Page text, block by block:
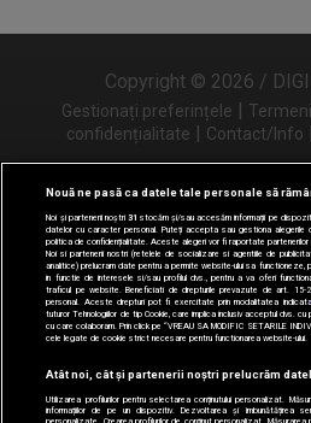
Copyright © 2026 / DIGI
Gestionați preferințele |
confidențialitate | Contact/Info
Urmărește-
Nouă ne pasă ca datele tale personale să
Noi și partenerii noștri31 stocăm și/sau accesăm informații pe
datelor cu caracter personal. Puteți accepta sau gestiona alegerile
politica de confidențialitate. Aceste alegeri vor fi raportate partenerilor
Noi si partenerii nostri (retelele de socializare si agentiile de
analitice) prelucram date pentru a permite website-ului sa functioneze,
in functie de interesele si/sau profilul dvs., pentru a va oferi
traficul pe website. Beneficiati de drepturile prevazute de art. 15-
personal. Aceste drepturi pot fi exercitate prin modalitatea indicata
tuturor Tehnologiilor de tip Cookie, care implica inclusiv acceptul dvs.
cu care colaboram. Prin click pe “VREAU SA MODIFIC SETARILE
cele legate de cookie strict necesare pentru functionarea website-ului.
Atât noi, cât și partenerii noștri prelucrăm
Utilizarea profilurilor pentru selectarea conținutului personalizat.
informațiilor de pe un dispozitiv. Dezvoltarea și îmbunătățirea